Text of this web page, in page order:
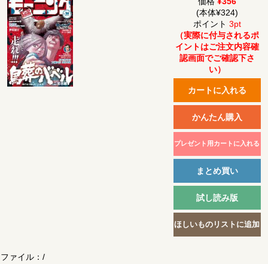
(本体¥324)
ポイント 3pt
（実際に付与されるポ
イントはご注文内容確
認画面でご確認下さ
い）
ファイル： /